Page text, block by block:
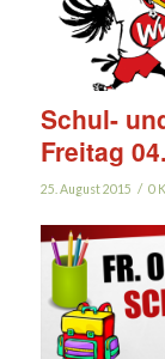
Schul-
Freitag
25. August 2015 / 0